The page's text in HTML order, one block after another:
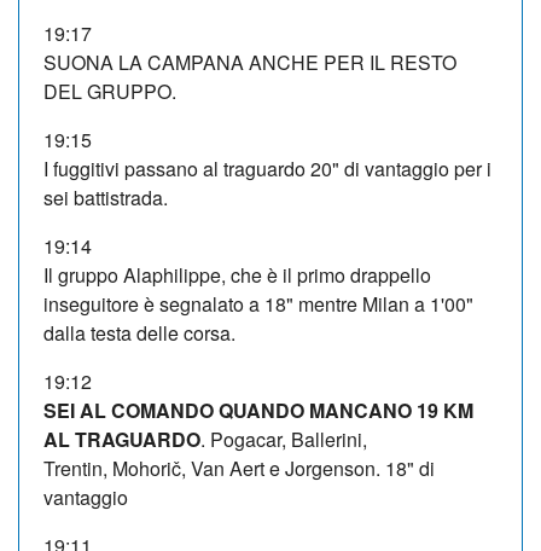
19:17
SUONA LA CAMPANA ANCHE PER IL RESTO
DEL GRUPPO.
19:15
I fuggitivi passano al traguardo 20" di vantaggio per i
sei battistrada.
19:14
Il gruppo Alaphilippe, che è il primo drappello
inseguitore è segnalato a 18" mentre Milan a 1'00"
dalla testa delle corsa.
19:12
SEI AL COMANDO QUANDO MANCANO 19 KM
AL TRAGUARDO. Pogacar, Ballerini,
Trentin, Mohorič, Van Aert e Jorgenson. 18" di
vantaggio
19:11